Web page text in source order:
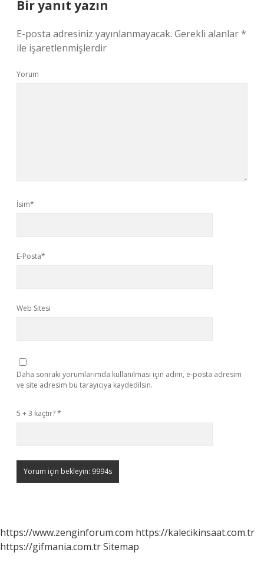
Bir yanıt yazın
E-posta adresiniz yayınlanmayacak. Gerekli alanlar*
ile işaretlenmişlerdir
Yorum
İsim*
E-Posta*
Web Sitesi
Daha sonraki yorumlarımda kullanılması için adım, e-posta adresim
ve site adresim bu tarayıcıya kaydedilsin.
5 + 3 kaçtır?*
https://www.zenginforum.com https://kalecikinsaat.com.tr
https://gifmania.com.trSitemap